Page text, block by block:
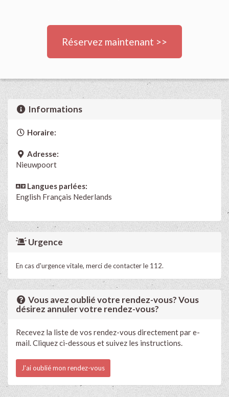
Réservez maintenant >>
Informations
Horaire:
Adresse:
Nieuwpoort
Langues parlées:
English Français Nederlands
Urgence
En cas d'urgence vitale, merci de contacter le 112.
Vous avez oublié votre rendez-vous? Vous
désirez annuler votre rendez-vous?
Recevez la liste de vos rendez-vous directement par e-
mail. Cliquez ci-dessous et suivez les instructions.
J'ai oublié mon rendez-vous